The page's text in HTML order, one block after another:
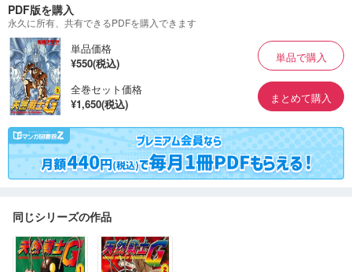
PDF版を購入
永久に所有、共有できるPDFを購入できます
単品価格
¥550(税込)
単品で購入
全巻セット価格
¥1,650(税込)
まとめて購入
同じシリーズの作品